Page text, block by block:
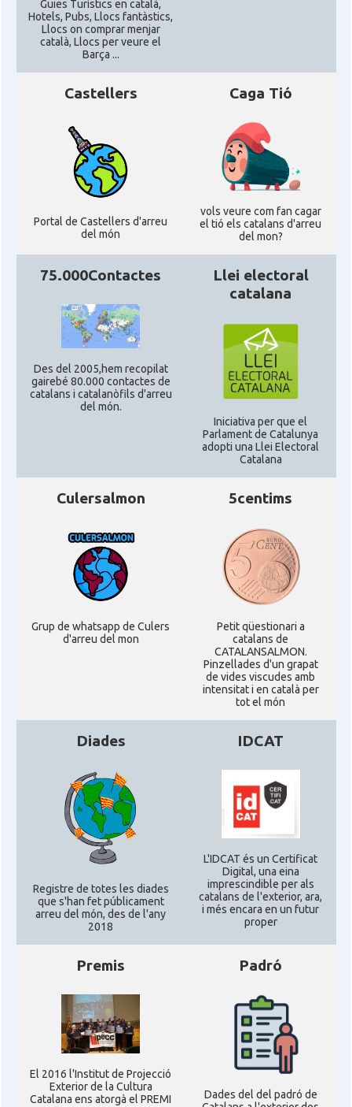
Guies Turístics en català,
Hotels, Pubs, Llocs fantàstics,
Llocs on comprar menjar
català, Llocs per veure el
Barça ...
Castellers
Portal de Castellers d'arreu
del món
Caga Tió
vols veure com fan cagar
el tió els catalans d'arreu
del mon?
75.000Contactes
Des del 2005,hem recopilat
gairebé 80.000 contactes de
catalans i catalanòfils d'arreu
del món.
Llei electoral
catalana
Iniciativa per que el
Parlament de Catalunya
adopti una Llei Electoral
Catalana
Culersalmon
Grup de whatsapp de Culers
d'arreu del mon
5centims
Petit qüestionari a
catalans de
CATALANSALMON.
Pinzellades d'un grapat
de vides viscudes amb
intensitat i en català per
tot el món
Diades
Registre de totes les diades
que s'han fet públicament
arreu del món, des de l'any
2018
IDCAT
L'IDCAT és un Certificat
Digital, una eina
imprescindible per als
catalans de l'exterior, ara,
i més encara en un futur
proper
Premis
El 2016 l'Institut de Projecció
Exterior de la Cultura
Catalana ens atorgà el PREMI
Padró
Dades del del padró de